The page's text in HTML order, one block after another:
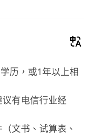
历，或1年以上相
有电信行业经
文书、试算表、